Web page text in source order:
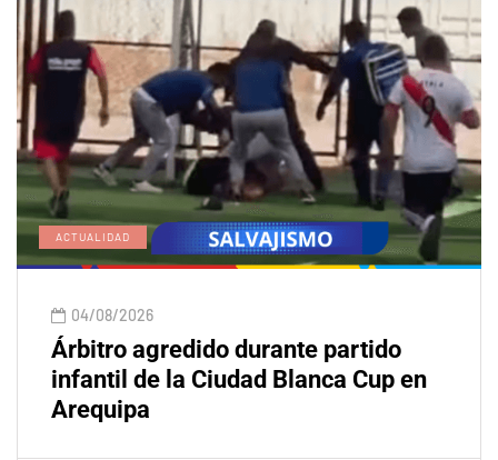
ACTUALIDAD
04/08/2026
Árbitro agredido durante partido
infantil de la Ciudad Blanca Cup en
Arequipa